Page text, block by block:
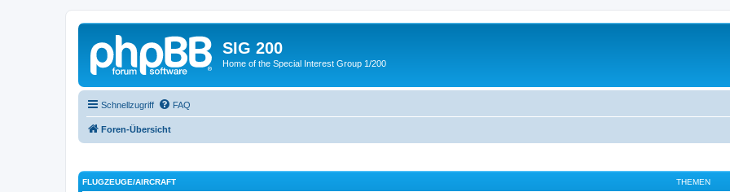
SIG 200
Home of the Special Interest Group 1/200
Schnellzugriff FAQ
Foren-Übersicht
FLUGZEUGE/AIRCRAFT THEMEN